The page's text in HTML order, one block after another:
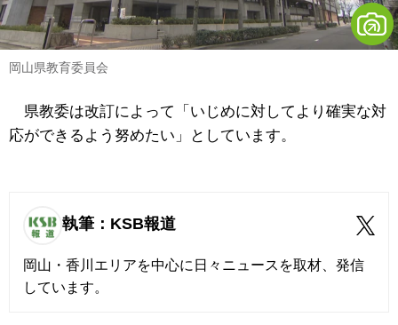
岡山県教育委員会
県教委は改訂によって「いじめに対してより確実な対
応ができるよう努めたい」としています。
執筆：KSB報道
岡山・香川エリアを中心に日々ニュースを取材、発信
しています。